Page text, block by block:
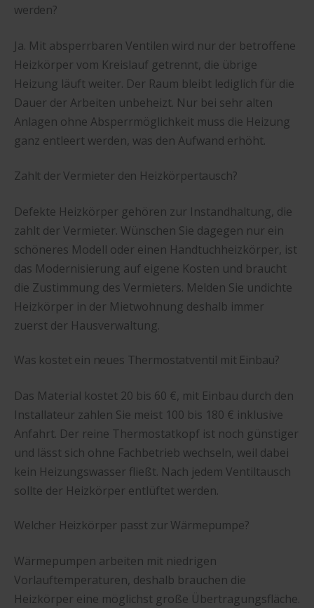
werden?
Ja. Mit absperrbaren Ventilen wird nur der betroffene
Heizkörper vom Kreislauf getrennt, die übrige
Heizung läuft weiter. Der Raum bleibt lediglich für die
Dauer der Arbeiten unbeheizt. Nur bei sehr alten
Anlagen ohne Absperrmöglichkeit muss die Heizung
ganz entleert werden, was den Aufwand erhöht.
Zahlt der Vermieter den Heizkörpertausch?
Defekte Heizkörper gehören zur Instandhaltung, die
zahlt der Vermieter. Wünschen Sie dagegen nur ein
schöneres Modell oder einen Handtuchheizkörper, ist
das Modernisierung auf eigene Kosten und braucht
die Zustimmung des Vermieters. Melden Sie undichte
Heizkörper in der Mietwohnung deshalb immer
zuerst der Hausverwaltung.
Was kostet ein neues Thermostatventil mit Einbau?
Das Material kostet 20 bis 60 €, mit Einbau durch den
Installateur zahlen Sie meist 100 bis 180 € inklusive
Anfahrt. Der reine Thermostatkopf ist noch günstiger
und lässt sich ohne Fachbetrieb wechseln, weil dabei
kein Heizungswasser fließt. Nach jedem Ventiltausch
sollte der Heizkörper entlüftet werden.
Welcher Heizkörper passt zur Wärmepumpe?
Wärmepumpen arbeiten mit niedrigen
Vorlauftemperaturen, deshalb brauchen die
Heizkörper eine möglichst große Übertragungsfläche.